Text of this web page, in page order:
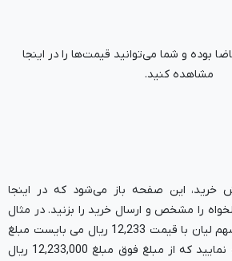
بوده و شما می‌توانید قیمت‌ها را در اینجا
مشاهده کنید.
این صفحه باز می‌شود که در اینجا
را مشخص و ارسال خرید را بزنید. در مثال
فوق به ازای 1000 برگه سهم لیان با قیمت 12,233 ریال می بایست مبلغ
12,247,680 ریال پرداخت نمایید که از مبلغ فوق مبلغ 12,233,000 ریال